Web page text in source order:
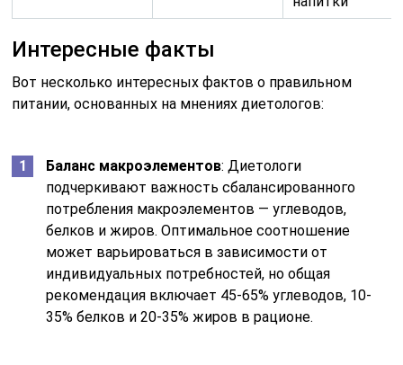
Интересные факты
Вот несколько интересных фактов о правильном
питании, основанных на мнениях диетологов:
Баланс макроэлементов: Диетологи
подчеркивают важность сбалансированного
потребления макроэлементов — углеводов,
белков и жиров. Оптимальное соотношение
может варьироваться в зависимости от
индивидуальных потребностей, но общая
рекомендация включает 45-65% углеводов, 10-
35% белков и 20-35% жиров в рационе.